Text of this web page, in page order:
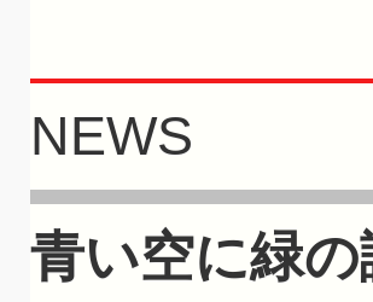
NEWS
青い空に緑の